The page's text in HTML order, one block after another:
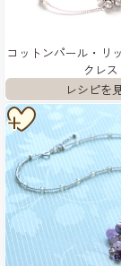
コットンパール・リ
クレス